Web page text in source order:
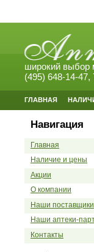
широкий выбор
(495) 648-14-
ГЛАВНАЯ
Навигация
Главная
Наличие и цены
Акции
О компании
Наши поставщики
Наши аптеки-
Контакты